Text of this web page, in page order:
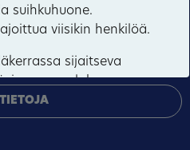
KAIKKI
EVÄSTEITÄ
suihkuhuone.
viisikin henkilöä.
sijaitseva
jossa on olohuone,
ja suihku. Huoneisto on
mutta tarvittaessa